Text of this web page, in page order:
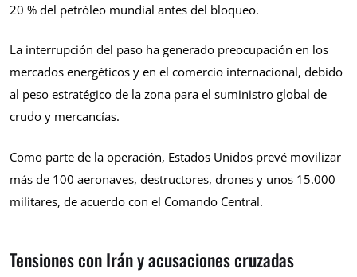
20 % del petróleo mundial antes del bloqueo.
La interrupción del paso ha generado preocupación en los
mercados energéticos y en el comercio internacional, debido
al peso estratégico de la zona para el suministro global de
crudo y mercancías.
Como parte de la operación, Estados Unidos prevé movilizar
más de 100 aeronaves, destructores, drones y unos 15.000
militares, de acuerdo con el Comando Central.
Tensiones con Irán y acusaciones cruzadas